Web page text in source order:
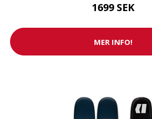
1699 SEK
MER INFO!